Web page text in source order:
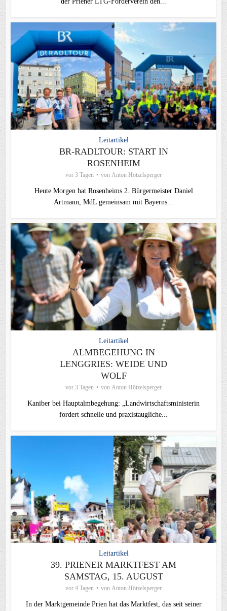
Leitartikel
BR-RADLTOUR: START IN
ROSENHEIM
vor 3 Tagen von Anton Hötzelsperger
Heute Morgen hat Rosenheims 2. Bürgermeister Daniel
Artmann, MdL gemeinsam mit Bayerns...
Leitartikel
ALMBEGEHUNG IN
LENGGRIES: WEIDE UND
WOLF
vor 3 Tagen von Anton Hötzelsperger
Kaniber bei Hauptalmbegehung: „Landwirtschaftsministerin
fordert schnelle und praxistaugliche...
Leitartikel
39. PRIENER MARKTFEST AM
SAMSTAG, 15. AUGUST
vor 4 Tagen von Anton Hötzelsperger
In der Marktgemeinde Prien hat das Marktfest, das seit seiner